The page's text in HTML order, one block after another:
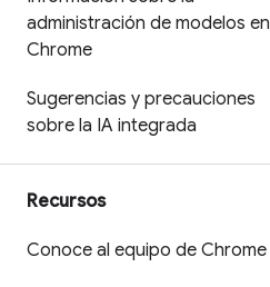
administración de modelos en
Chrome
Sugerencias y precauciones
sobre la IA integrada
Recursos
Conoce al equipo de Chrome